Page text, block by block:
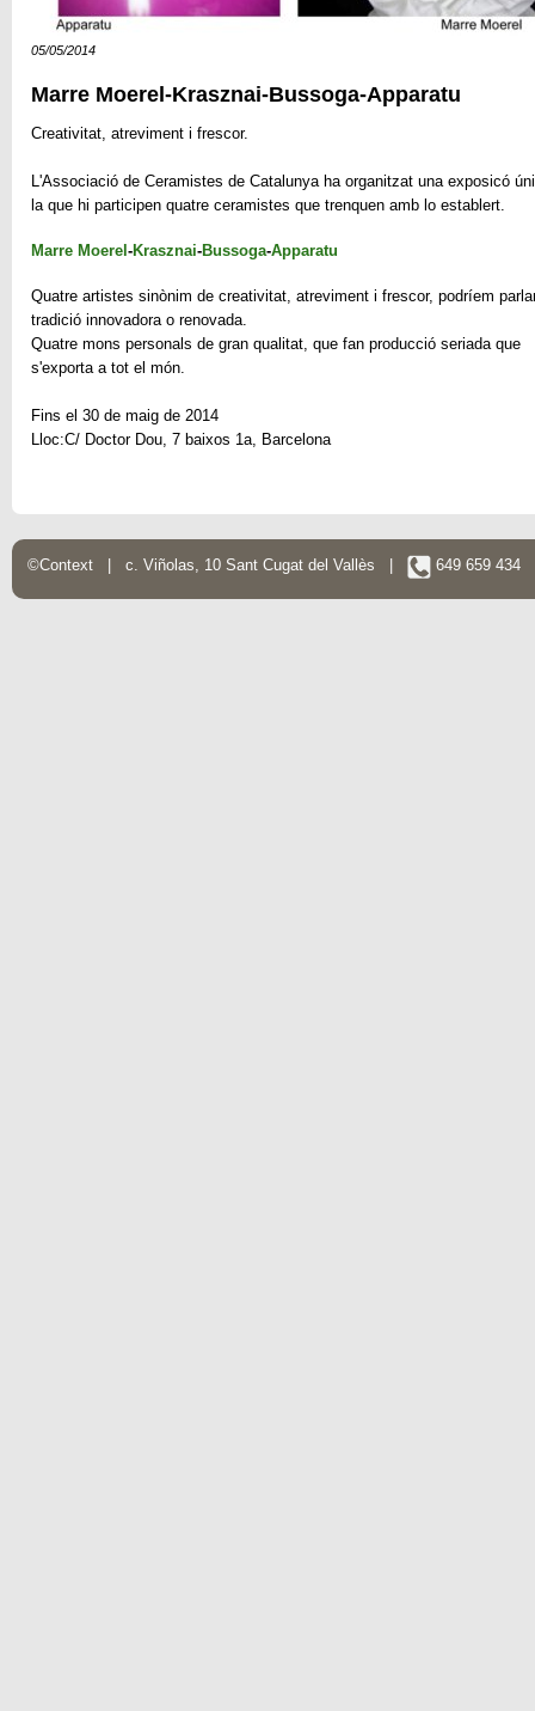
05/05/2014
Marre Moerel-Krasznai-Bussoga-Apparatu
Creativitat, atreviment i frescor.
L'Associació de Ceramistes de Catalunya ha organitzat una exposicó
la que hi participen quatre ceramistes que trenquen amb lo establert.
Marre Moerel -Krasznai-Bussoga-Apparatu
Quatre artistes sinònim de creativitat, atreviment i frescor, podríem
tradició innovadora o renovada.
Quatre mons personals de gran qualitat, que fan producció seriada que
s'exporta a tot el món.
Fins el 30 de maig de 2014
Lloc:C/ Doctor Dou, 7 baixos 1a, Barcelona
©Context | c. Viñolas, 10 Sant Cugat del Vallès | 649 659